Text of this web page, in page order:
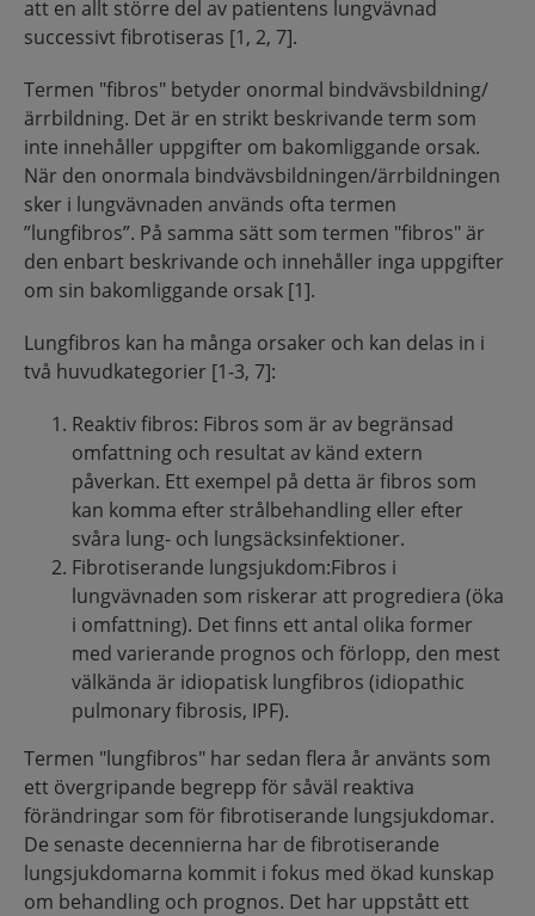
att en allt större del av patientens lungvävnad
successivt fibrotiseras [1, 2, 7].
Termen "fibros" betyder onormal bindvävsbildning/
ärrbildning. Det är en strikt beskrivande term som
inte innehåller uppgifter om bakomliggande orsak.
När den onormala bindvävsbildningen/ärrbildningen
sker i lungvävnaden används ofta termen
”lungfibros”. På samma sätt som termen "fibros" är
den enbart beskrivande och innehåller inga uppgifter
om sin bakomliggande orsak [1].
Lungfibros kan ha många orsaker och kan delas in i
två huvudkategorier [1-3, 7]:
Reaktiv fibros: Fibros som är av begränsad
omfattning och resultat av känd extern
påverkan. Ett exempel på detta är fibros som
kan komma efter strålbehandling eller efter
svåra lung- och lungsäcksinfektioner.
Fibrotiserande lungsjukdom:Fibros i
lungvävnaden som riskerar att progrediera (öka
i omfattning). Det finns ett antal olika former
med varierande prognos och förlopp, den mest
välkända är idiopatisk lungfibros (idiopathic
pulmonary fibrosis, IPF).
Termen "lungfibros" har sedan flera år använts som
ett övergripande begrepp för såväl reaktiva
förändringar som för fibrotiserande lungsjukdomar.
De senaste decennierna har de fibrotiserande
lungsjukdomarna kommit i fokus med ökad kunskap
om behandling och prognos. Det har uppstått ett